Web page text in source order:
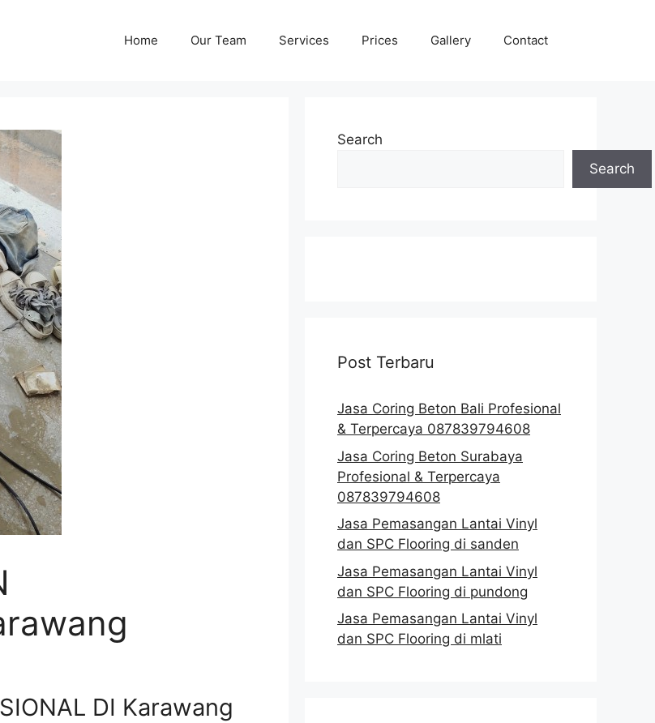
Home Our Team Services Prices Gallery Contact
DI Karawang
Search
Search
Post Terbaru
Jasa Coring Beton Bali Profesional
& Terpercaya 087839794608
Jasa Coring Beton Surabaya
Profesional & Terpercaya
087839794608
Jasa Pemasangan Lantai Vinyl
dan SPC Flooring di sanden
Jasa Pemasangan Lantai Vinyl
dan SPC Flooring di pundong
Jasa Pemasangan Lantai Vinyl
dan SPC Flooring di mlati